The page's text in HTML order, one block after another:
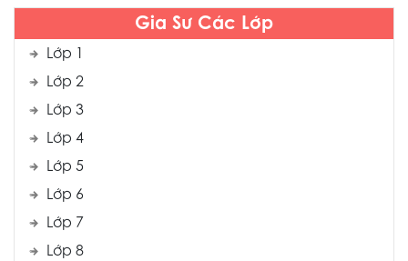
Gia Sư Các Lớp
Lớp 1
Lớp 2
Lớp 3
Lớp 4
Lớp 5
Lớp 6
Lớp 7
Lớp 8